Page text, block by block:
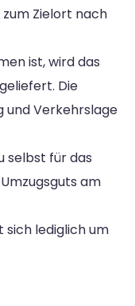
zum Zielort nach
ist, wird das
Die
und Verkehrslage
selbst für das
am
lediglich um